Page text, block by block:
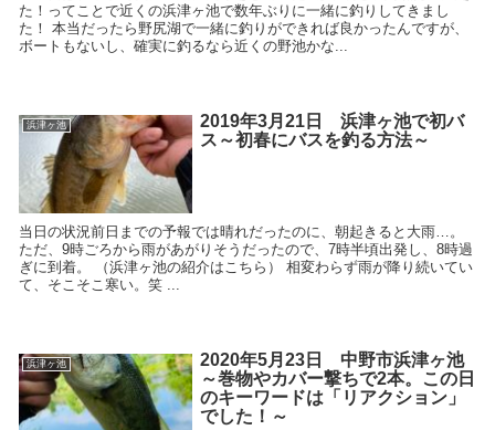
た！ってことで近くの浜津ヶ池で数年ぶりに一緒に釣りしてきまし
た！ 本当だったら野尻湖で一緒に釣りができれば良かったんですが、
ボートもないし、確実に釣るなら近くの野池かな...
浜津ヶ池
2019年3月21日 浜津ヶ池で初バ
ス～初春にバスを釣る方法～
当日の状況前日までの予報では晴れだったのに、朝起きると大雨…。
ただ、9時ごろから雨があがりそうだったので、7時半頃出発し、8時過
ぎに到着。 （浜津ヶ池の紹介はこちら） 相変わらず雨が降り続いてい
て、そこそこ寒い。笑 ...
浜津ヶ池
2020年5月23日 中野市浜津ヶ池
～巻物やカバー撃ちで2本。この日
のキーワードは「リアクション」
でした！～